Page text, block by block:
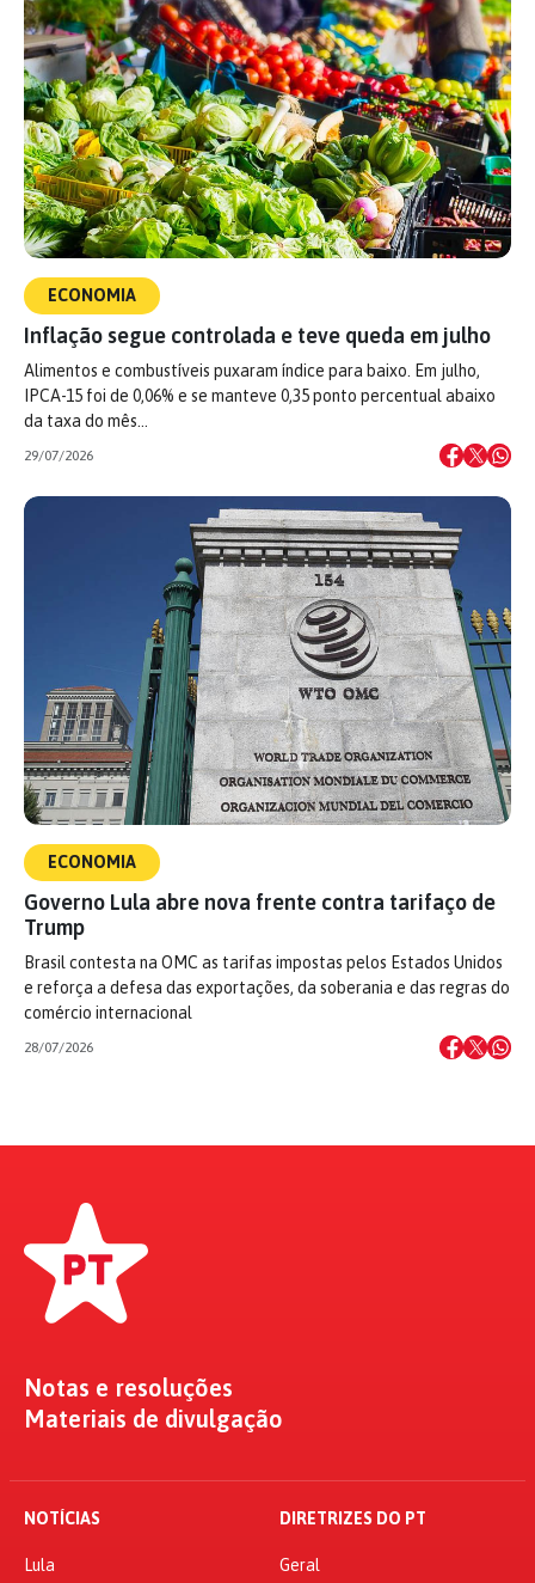
ECONOMIA
Inflação segue controlada e teve queda em julho
Alimentos e combustíveis puxaram índice para baixo. Em julho,
IPCA-15 foi de 0,06% e se manteve 0,35 ponto percentual abaixo
da taxa do mês…
29/07/2026
ECONOMIA
Governo Lula abre nova frente contra tarifaço de
Trump
Brasil contesta na OMC as tarifas impostas pelos Estados Unidos
e reforça a defesa das exportações, da soberania e das regras do
comércio internacional
28/07/2026
Notas e resoluções
Materiais de divulgação
NOTÍCIAS
Lula
DIRETRIZES DO PT
Geral